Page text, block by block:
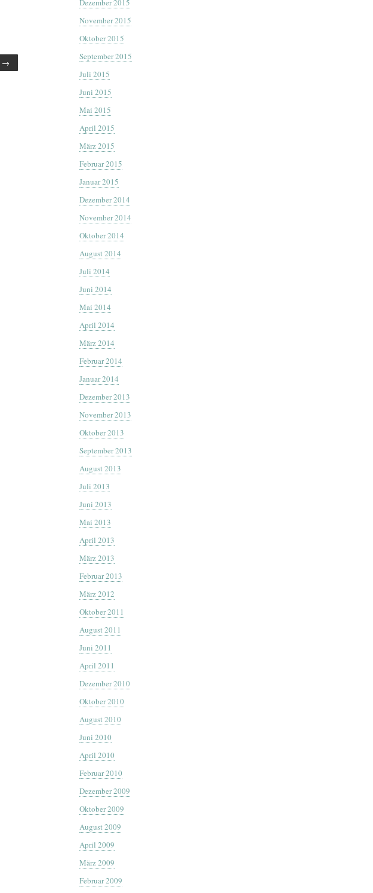
→
Dezember 2015
November 2015
Oktober 2015
September 2015
Juli 2015
Juni 2015
Mai 2015
April 2015
März 2015
Februar 2015
Januar 2015
Dezember 2014
November 2014
Oktober 2014
August 2014
Juli 2014
Juni 2014
Mai 2014
April 2014
März 2014
Februar 2014
Januar 2014
Dezember 2013
November 2013
Oktober 2013
September 2013
August 2013
Juli 2013
Juni 2013
Mai 2013
April 2013
März 2013
Februar 2013
März 2012
Oktober 2011
August 2011
Juni 2011
April 2011
Dezember 2010
Oktober 2010
August 2010
Juni 2010
April 2010
Februar 2010
Dezember 2009
Oktober 2009
August 2009
April 2009
März 2009
Februar 2009